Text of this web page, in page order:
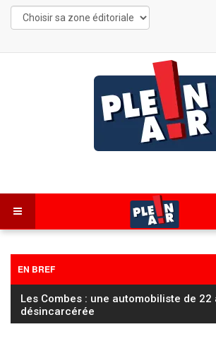
EN BREF
Les Combes : une automobiliste de 22
désincarcérée